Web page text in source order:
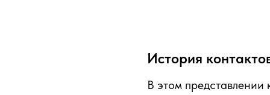
В этом представлении
История